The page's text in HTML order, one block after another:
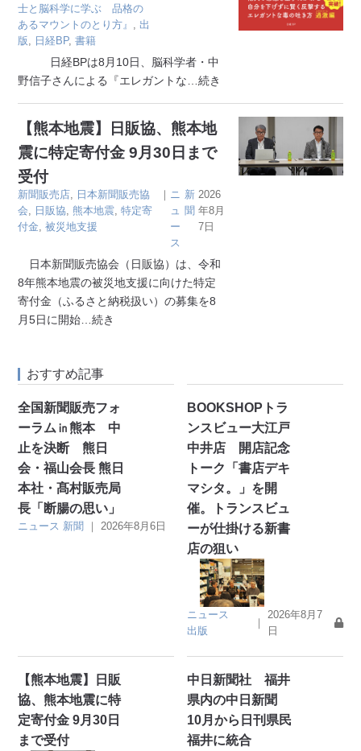
士と脳科学に学ぶ 品格の
あるマウントのとり方』 , 出
版, 日経BP,書籍
日経BPは8月10日、脳科学者・中
野信子さんによる『エレガントな …続き
【熊本地震】日販協、熊本地
震に特定寄付金 9月30日まで
受付
新聞販売店, 日本新聞販売協
会, 日販協, 熊本地震,特定寄
付金,被災地支援
｜ ニ
ュ
ー
ス
新
聞
2026
年8月
7日
日本新聞販売協会（日販協）は、令和
8年熊本地震の被災地支援に向けた特定
寄付金（ふるさと納税扱い）の募集を8
月5日に開始 …続き
おすすめ記事
全国新聞販売フォ
ーラム㏌熊本 中
止を決断 熊日
会・福山会長 熊日
本社・髙村販売局
長「断腸の思い」
ニュース 新聞 ｜2026年8月6日
BOOKSHOPトラ
ンスビュー大江戸
中井店 開店記念
トーク「書店デキ
マシタ。」を開
催。トランスビュ
ーが仕掛ける新書
店の狙い
ニュース
出版
｜
2026年8月7
日
【熊本地震】日販
協、熊本地震に特
定寄付金 9月30日
まで受付
中日新聞社 福井
県内の中日新聞
10月から日刊県民
福井に統合